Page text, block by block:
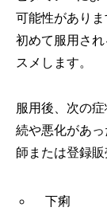
可能性があり
初めて服用さ
スメします。
服用後、次の
続や悪化があ
師または登録販
下痢